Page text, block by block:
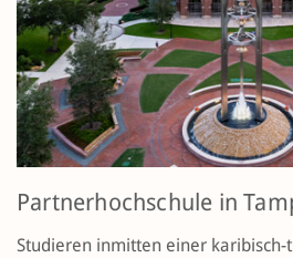
Partnerhochschule in
Studieren inmitten einer karibisch-